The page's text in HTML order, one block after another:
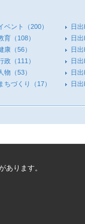
ベント （200） 日出
育 （108） 日
康 （56） 日
政 （111） 日
物 （53） 日
ちづくり
（17） 日
あります。